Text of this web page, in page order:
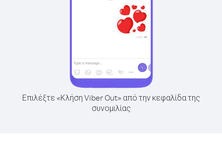
Επιλέξτε «Κλήση Viber Out» από την κεφαλίδα της
συνομιλίας